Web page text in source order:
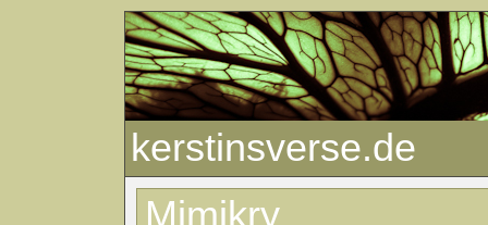
kerstinsverse.de
Mimikry